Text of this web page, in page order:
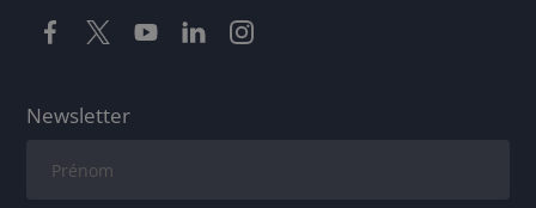
Newsletter